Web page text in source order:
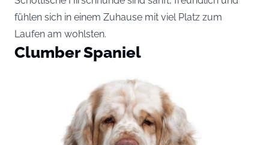
fühlen sich in einem Zuhause mit viel Platz zum
Laufen am wohlsten.
Clumber Spaniel